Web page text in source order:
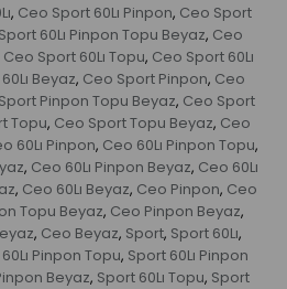
, Ceo Sport 60Lı Pinpon, Ceo Sport
60Lı Pinpon Topu Beyaz, Ceo
Ceo Sport 60Lı Topu, Ceo Sport 60Lı
Beyaz, Ceo Sport Pinpon, Ceo
Pinpon Topu Beyaz, Ceo Sport
Topu, Ceo Sport Topu Beyaz, Ceo
60Lı Pinpon, Ceo 60Lı Pinpon Topu,
, Ceo 60Lı Pinpon Beyaz, Ceo 60Lı
, Ceo 60Lı Beyaz, Ceo Pinpon, Ceo
Topu Beyaz, Ceo Pinpon Beyaz,
, Ceo Beyaz, Sport, Sport 60Lı,
Pinpon Topu, Sport 60Lı Pinpon
Beyaz, Sport 60Lı Topu, Sport